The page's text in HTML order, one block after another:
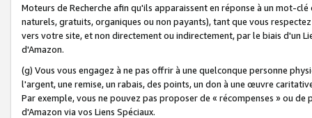
Moteurs de Recherche afin qu'ils apparaissent en réponse à un mot-
naturels, gratuits, organiques ou non payants), tant que vous
vers votre site, et non directement ou indirectement, par le biais d'un
d'Amazon.
(g) Vous vous engagez à ne pas offrir à une quelconque personne
l'argent, une remise, un rabais, des points, un don à une œuvre
Par exemple, vous ne pouvez pas proposer de « récompenses » ou
d'Amazon via vos Liens Spéciaux.